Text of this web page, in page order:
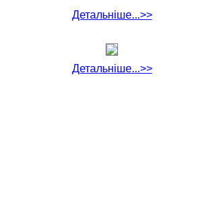
Детальніше...>>
Детальніше...>>